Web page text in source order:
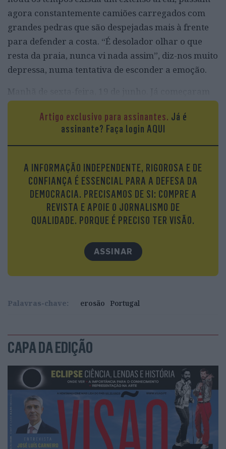
agora constantemente camiões carregados com
grandes pedras que são despejadas mais à frente
para defender a costa. “É desolador olhar o que
resta da praia, nunca vi nada assim”, diz-nos muito
depressa, numa tentativa de esconder a emoção.
Manhã de sexta-feira, 19 de junho. Já começaram
os preparativos para os almoços no Maganinho e,
em havendo, daqui a pouco vale a pena pedir uma
dose de raia à mar, prato delicioso que na
descrição de Palmira leva “muita cebolinha e
azeite do bom”. Está um calor inusitado para esta
altura do ano na região, mas a praia ainda não
abriu para banhos – e nem poderá, pelo menos, até
meados do mês que vem. A realidade não
corresponde em nada à fotografia em destaque no
areia para dar e vender no Furadouro.
Artigo exclusivo para assinantes. Já é
assinante? Faça login AQUI
A INFORMAÇÃO INDEPENDENTE, RIGOROSA E DE
CONFIANÇA É ESSENCIAL PARA A DEFESA DA
DEMOCRACIA. PRECISAMOS DE SI: COMPRE A
REVISTA E APOIE O JORNALISMO DE
QUALIDADE. PORQUE É PRECISO TER VISÃO.
ASSINAR
Palavras-chave: erosão Portugal
CAPA DA EDIÇÃO